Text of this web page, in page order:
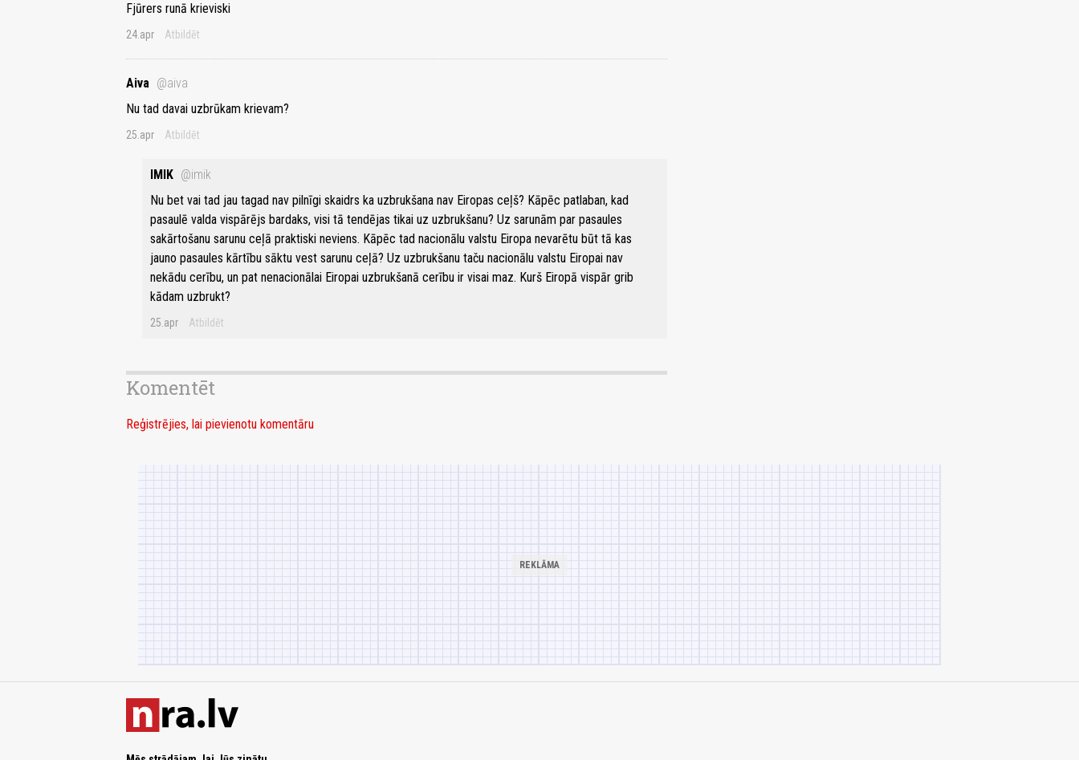
Fjūrers runā krieviski
24.apr Atbildēt
Aiva @aiva
Nu tad davai uzbrūkam krievam?
25.apr Atbildēt
IMIK @imik
Nu bet vai tad jau tagad nav pilnīgi skaidrs ka uzbrukšana nav Eiropas ceļš? Kāpēc patlaban, kad
pasaulē valda vispārējs bardaks, visi tā tendējas tikai uz uzbrukšanu? Uz sarunām par pasaules
sakārtošanu sarunu ceļā praktiski neviens. Kāpēc tad nacionālu valstu Eiropa nevarētu būt tā kas
jauno pasaules kārtību sāktu vest sarunu ceļā? Uz uzbrukšanu taču nacionālu valstu Eiropai nav
nekādu cerību, un pat nenacionālai Eiropai uzbrukšanā cerību ir visai maz. Kurš Eiropā vispār grib
kādam uzbrukt?
25.apr Atbildēt
Komentēt
Reģistrējies, lai pievienotu komentāru